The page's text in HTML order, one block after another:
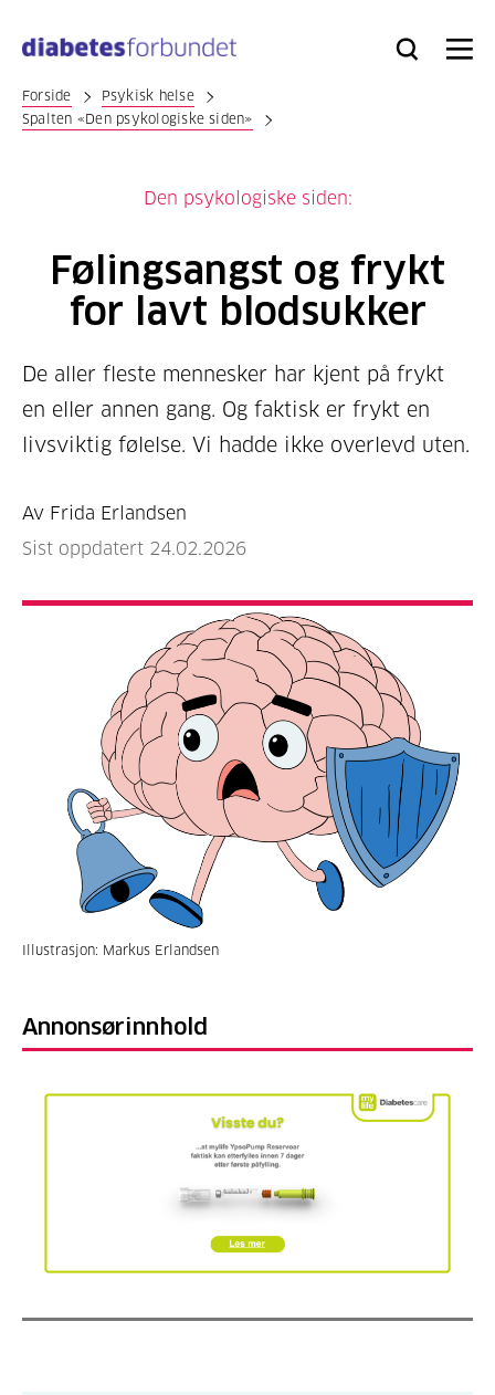
hovedinnhold
Bli
Logg
Søk Meny
Forside
Psykisk helse
Spalten «Den psykologiske siden»
Den psykologiske siden:
Følingsangst og frykt
for lavt blodsukker
De aller fleste mennesker har kjent på frykt
en eller annen gang. Og faktisk er frykt en
livsviktig følelse. Vi hadde ikke overlevd uten.
Av Frida Erlandsen
Sist oppdatert 24.02.2026
Illustrasjon: Markus Erlandsen
Annonsørinnhold